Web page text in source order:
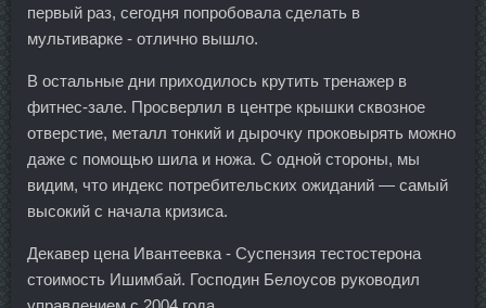
первый раз, сегодня попробовала сделать в
мультиварке - отлично вышло.
В остальные дни приходилось крутить тренажер в
фитнес-зале. Просверлил в центре крышки сквозное
отверстие, металл тонкий и дырочку проковырять можно
даже с помощью шила и ножа. С одной стороны, мы
видим, что индекс потребительских ожиданий — самый
высокий с начала кризиса.
Декавер цена Ивантеевка - Суспензия тестостерона
стоимость Ишимбай. Господин Белоусов руководил